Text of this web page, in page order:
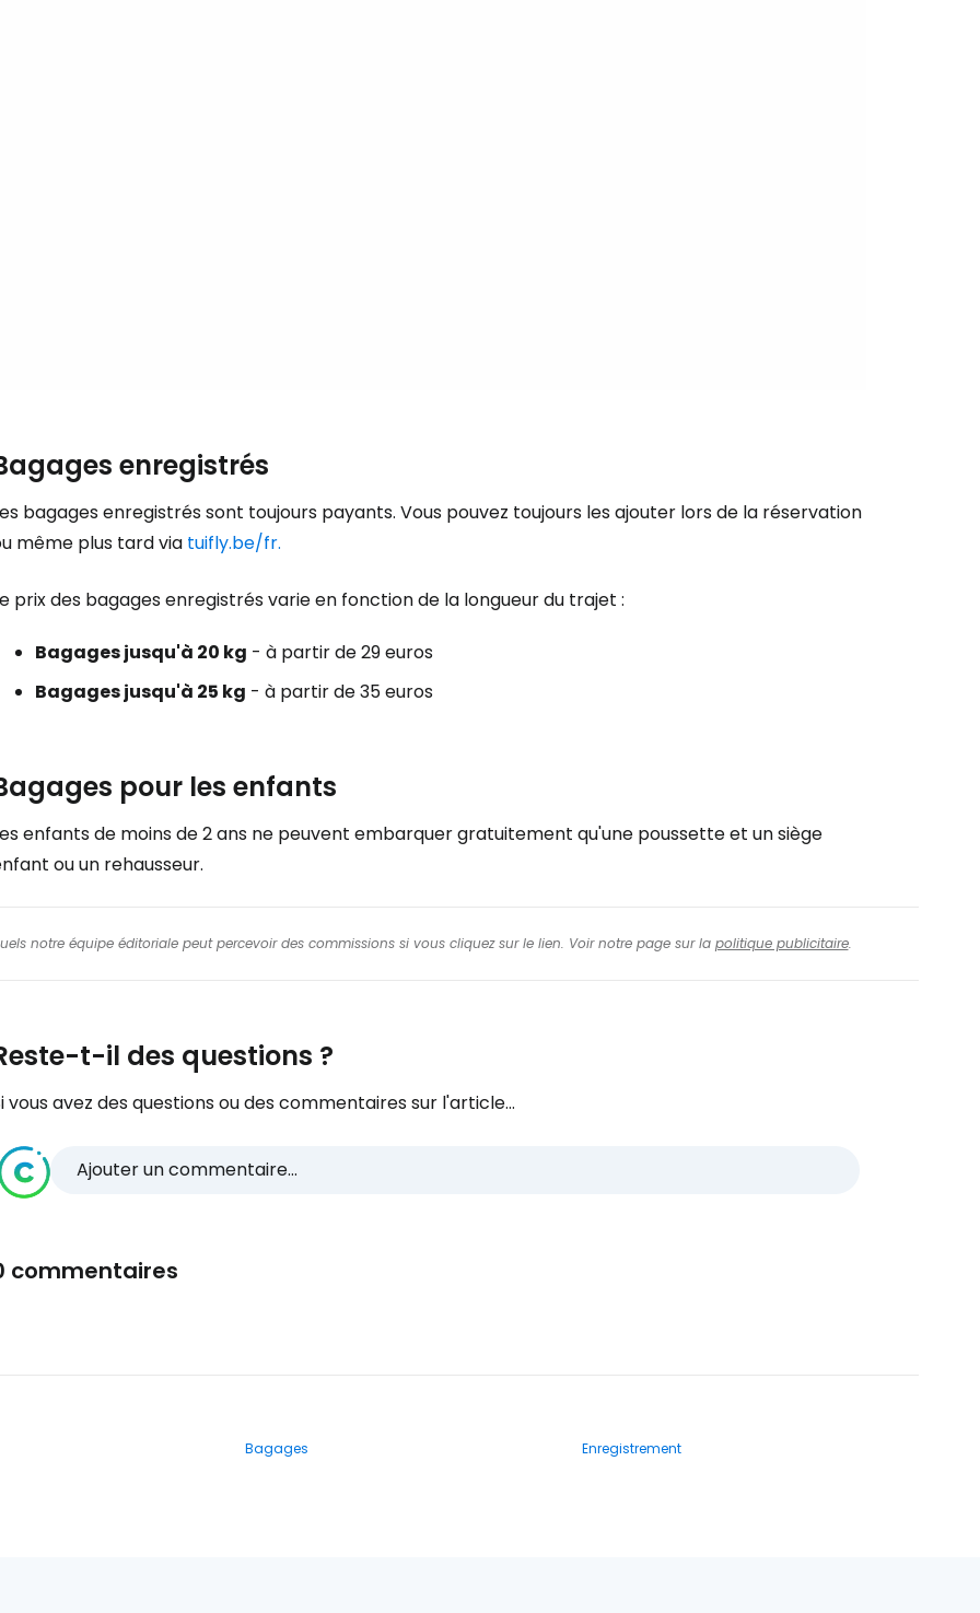
enregistrés
bagages enregistrés sont toujours payants. Vous pouvez toujours les ajouter lors de la réservation
même plus tard via tuifly.be/fr.
prix des bagages enregistrés varie en fonction de la longueur du trajet :
Bagages jusqu'à 20 kg - à partir de 29 euros
Bagages jusqu'à 25 kg - à partir de 35 euros
pour les enfants
enfants de moins de 2 ans ne peuvent embarquer gratuitement qu'une poussette et un siège
ou un rehausseur.
notre équipe éditoriale peut percevoir des commissions si vous cliquez sur le lien. Voir notre page sur la politique publicitaire.
t-il des questions ?
vous avez des questions ou des commentaires sur l'article...
Ajouter un commentaire...
commentaires
Bagages Enregistrement